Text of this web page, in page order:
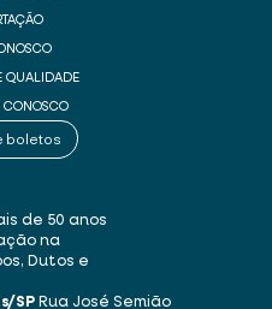
QUALIDADE
CONOSCO
boletos
de 50 anos
na
Dutos e
SPRua José Semião